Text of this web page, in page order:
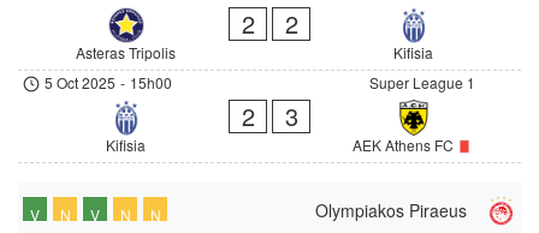
Asteras Tripolis
2 2
Kifisia
Super League 1
5 Oct 2025 - 15h00
Kifisia
2 3
AEK Athens FC
Olympiakos Piraeus
V N V N N